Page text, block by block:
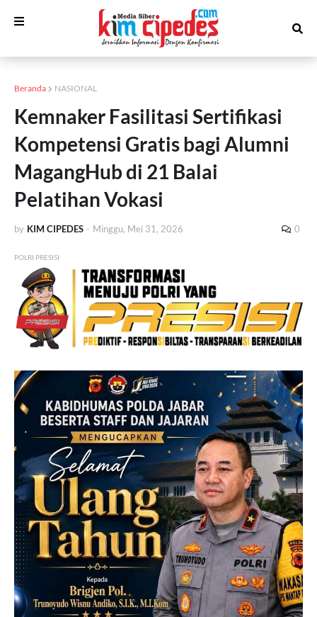
Beranda NASIONAL
Kemnaker Fasilitasi Sertifikasi
Kompetensi Gratis bagi Alumni
MagangHub di 21 Balai
Pelatihan Vokasi
by KIM CIPEDES - Minggu, Mei 31, 2026 0
POLRI PRESISI